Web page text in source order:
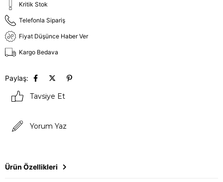
Kritik Stok
Telefonla Sipariş
Fiyat Düşünce Haber Ver
Kargo Bedava
Paylaş:
Tavsiye Et
Yorum Yaz
Ürün Özellikleri